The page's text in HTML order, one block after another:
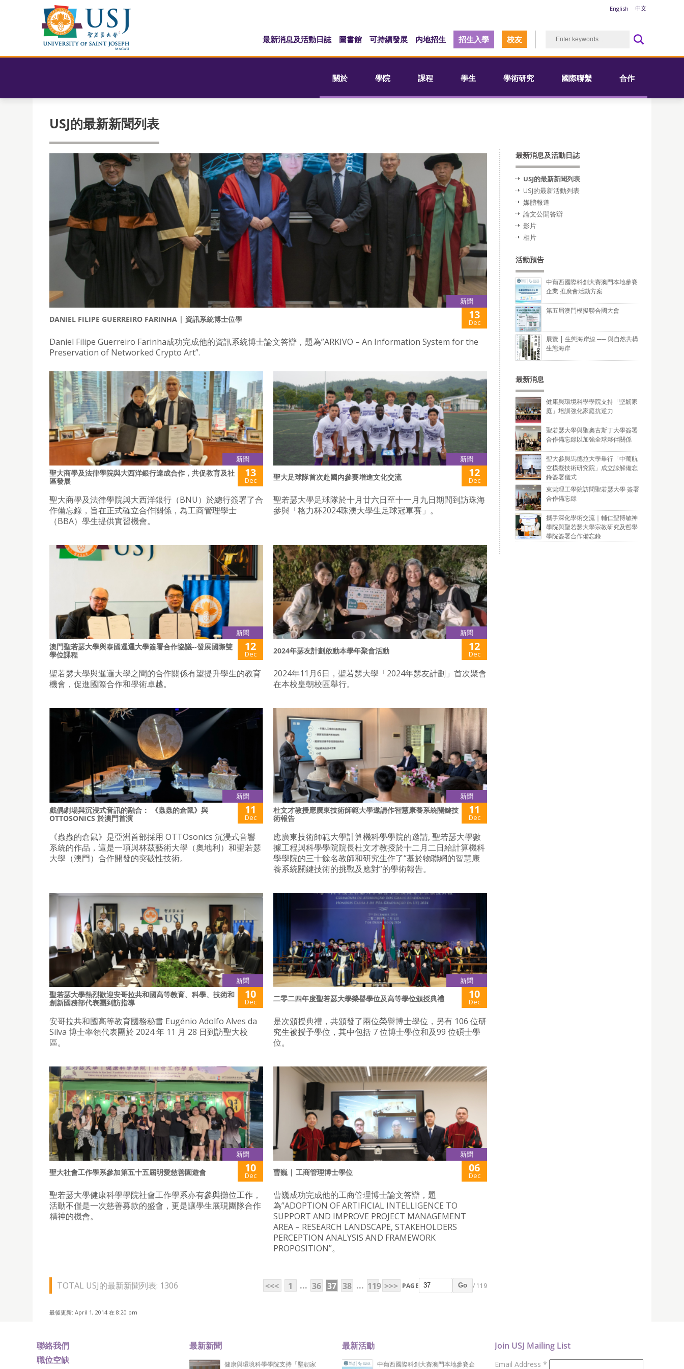
English 中文
最新消息及活動日誌 圖書館 可持續發展 内地招生 招生入學 校友
關於 學院 課程 學生 學術研究 國際聯繫 合作
USJ的最新新聞列表
新聞
DANIEL FILIPE GUERREIRO FARINHA | 資訊系統博士位學 13
Dec
Daniel Filipe Guerreiro Farinha成功完成他的資訊系統博士論文答辯，題為”ARKIVO – An Information System for the
Preservation of Networked Crypto Art”.
新聞
聖大商學及法律學院與大西洋銀行達成合作，共促教育及社
區發展
13
Dec
聖大商學及法律學院與大西洋銀行（BNU）於總行簽署了合
作備忘錄，旨在正式確立合作關係，為工商管理學士
（BBA）學生提供實習機會。
新聞
聖大足球隊首次赴國內參賽增進文化交流 12
Dec
聖若瑟大學足球隊於十月廿六日至十一月九日期間到訪珠海
參與「格力杯2024珠澳大學生足球冠軍賽」。
新聞
澳門聖若瑟大學與泰國暹邏大學簽署合作協議--發展國際雙
學位課程
12
Dec
聖若瑟大學與暹邏大學之間的合作關係有望提升學生的教育
機會，促進國際合作和學術卓越。
新聞
2024年瑟友計劃啟動本學年聚會活動 12
Dec
2024年11月6日，聖若瑟大學「2024年瑟友計劃」首次聚會
在本校皇朝校區舉行。
新聞
戲偶劇場與沉浸式音訊的融合： 《蟲蟲的倉鼠》與
OTTOSONICS 於澳門首演
11
Dec
《蟲蟲的倉鼠》是亞洲首部採用 OTTOsonics 沉浸式音響
系統的作品，這是一項與林茲藝術大學（奧地利）和聖若瑟
大學（澳門）合作開發的突破性技術。
新聞
杜文才教授應廣東技術師範大學邀請作智慧康養系統關鍵技
術報告
11
Dec
應廣東技術師範大學計算機科學學院的邀請, 聖若瑟大學數
據工程與科學學院院長杜文才教授於十二月二日給計算機科
學學院的三十餘名教師和研究生作了“基於物聯網的智慧康
養系統關鍵技術的挑戰及應對”的學術報告。
新聞
聖若瑟大學熱烈歡迎安哥拉共和國高等教育、科學、技術和
創新國務部代表團到訪指導
10
Dec
安哥拉共和國高等教育國務秘書 Eugénio Adolfo Alves da
Silva 博士率領代表團於 2024 年 11 月 28 日到訪聖大校
區。
新聞
二零二四年度聖若瑟大學榮譽學位及高等學位頒授典禮 10
Dec
是次頒授典禮，共頒發了兩位榮譽博士學位，另有 106 位研
究生被授予學位，其中包括 7 位博士學位和及99 位碩士學
位。
新聞
聖大社會工作學系參加第五十五屆明愛慈善園遊會 10
Dec
聖若瑟大學健康科學學院社會工作學系亦有參與攤位工作，
活動不僅是一次慈善募款的盛會，更是讓學生展現團隊合作
精神的機會。
新聞
曹巍 | 工商管理博士學位 06
Dec
曹巍成功完成他的工商管理博士論文答辯，題
為”ADOPTION OF ARTIFICIAL INTELLIGENCE TO
SUPPORT AND IMPROVE PROJECT MANAGEMENT
AREA – RESEARCH LANDSCAPE, STAKEHOLDERS
PERCEPTION ANALYSIS AND FRAMEWORK
PROPOSITION”。
TOTAL USJ的最新新聞列表: 1306 <<< 1 ... 36 37 38 ... 119 >>> PAGE Go / 119
最後更新: April 1, 2014 在 8:20 pm
最新消息及活動日誌
USJ的最新新聞列表
USJ的最新活動列表
媒體報道
論文公開答辯
影片
相片
活動預告
中葡西國際科創大賽澳門本地參賽
企業 推廣會活動方案
第五屆澳門模擬聯合國大會
展覽 | 生態海岸線 ── 與自然共構
生態海岸
最新消息
健康與環境科學學院支持「堅韌家
庭」培訓強化家庭抗逆力
聖若瑟大學與聖奧古斯丁大學簽署
合作備忘錄以加強全球夥伴關係
聖大參與馬德拉大學舉行「中葡航
空模擬技術研究院」成立諒解備忘
錄簽署儀式
東莞理工學院訪問聖若瑟大學 簽署
合作備忘錄
攜手深化學術交流｜輔仁聖博敏神
學院與聖若瑟大學宗教研究及哲學
學院簽署合作備忘錄
聯絡我們
職位空缺
最新新聞
健康與環境科學學院支持「堅韌家
最新活動
中葡西國際科創大賽澳門本地參賽企
Join USJ Mailing List
Email Address *